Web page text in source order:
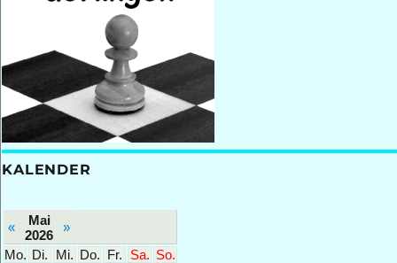
KALENDER
«
Mai
2026
»
Mo. Di. Mi. Do. Fr. Sa. So.